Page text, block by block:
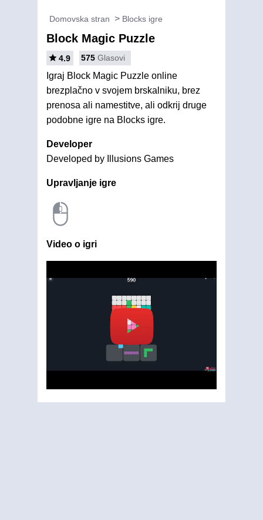
Domovska stran Blocks igre
Block Magic Puzzle
4.9 575 Glasovi
Igraj Block Magic Puzzle online
brezplačno v svojem brskalniku, brez
prenosa ali namestitve, ali odkrij druge
podobne igre na Blocks igre.
Developer
Developed by Illusions Games
Upravljanje igre
Video o igri